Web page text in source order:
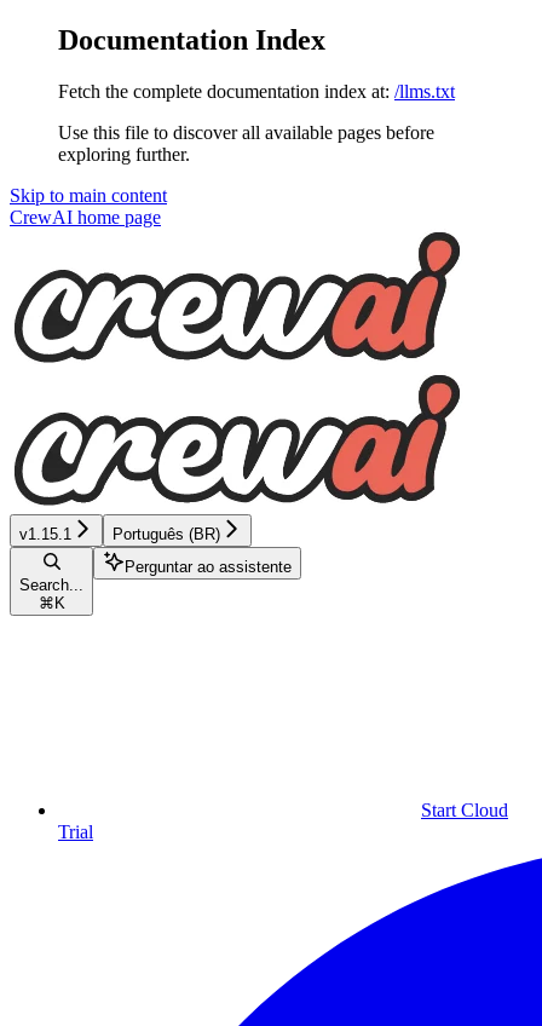
Documentation Index
Fetch the complete documentation index at: /llms.txt
Use this file to discover all available pages before
exploring further.
Skip to main content
CrewAI home page
v1.15.1 Português (BR)
Search...
⌘ K
Perguntar ao assistente
Start Cloud
Trial